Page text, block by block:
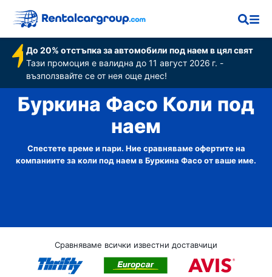
До 20% отстъпка за автомобили под наем в цял свят
Тази промоция е валидна до 11 август 2026 г. -
възползвайте се от нея още днес!
Буркина Фасо Коли под
наем
Спестете време и пари. Ние сравняваме офертите на
компаниите за коли под наем в Буркина Фасо от ваше име.
Сравняваме всички известни доставчици